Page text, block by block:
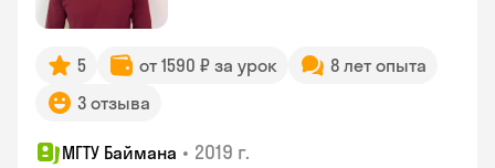
5 от 1590 ₽ за урок
8 лет опыта
3 отзыва
МГТУ Баймана • 2019 г.